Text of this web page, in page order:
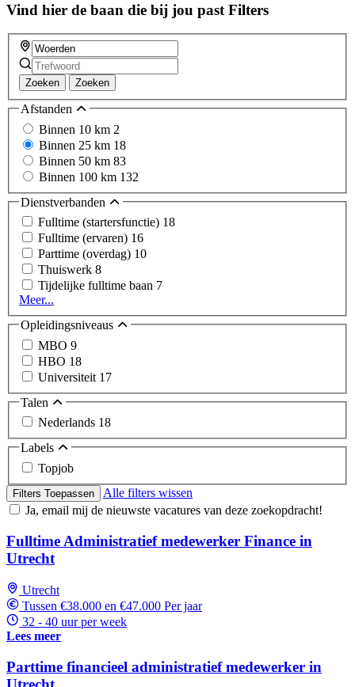
Vind hier de baan die bij jou past Filters
Zoeken Zoeken
Afstanden
Binnen 10 km 2
Binnen 25 km 18
Binnen 50 km 83
Binnen 100 km 132
Dienstverbanden
Fulltime (startersfunctie) 18
Fulltime (ervaren) 16
Parttime (overdag) 10
Thuiswerk 8
Tijdelijke fulltime baan 7
Meer...
Opleidingsniveaus
MBO 9
HBO 18
Universiteit 17
Talen
Nederlands 18
Labels
Topjob
Filters Toepassen
Alle filters wissen
Ja, email mij de nieuwste vacatures van deze zoekopdracht!
Fulltime Administratief medewerker Finance in
Utrecht
Utrecht
Tussen €38.000 en €47.000 Per jaar
32 - 40 uur per week
Lees meer
Parttime financieel administratief medewerker in